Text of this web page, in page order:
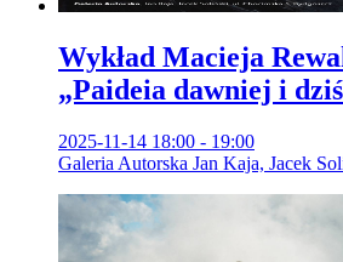
Wykład Macieja
„Paideia dawniej i
2025-11-14 18:00 - 19:00
Galeria Autorska Jan Kaja, Jacek